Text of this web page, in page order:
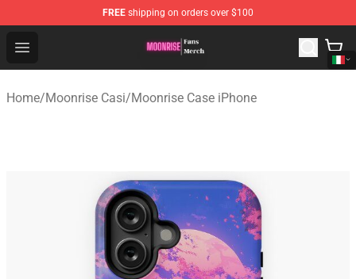
FREE shipping on orders over $100
Open menu
Moonrise Store - Official Moonrise Merchandise Shop
Home/Moonrise Casi/Moonrise Case iPhone